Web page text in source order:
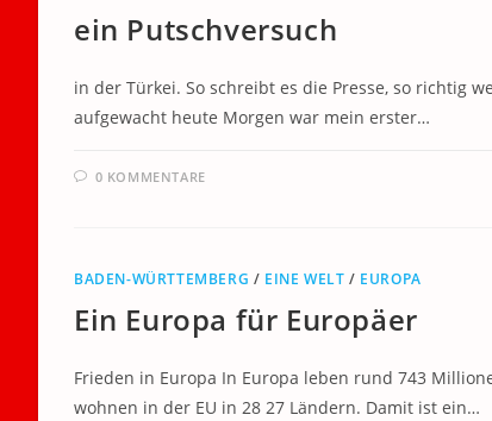
ein Putschversuch
in der Türkei. So schreibt es die Presse, so richtig
aufgewacht heute Morgen war mein erster…
0 KOMMENTARE
BADEN-WÜRTTEMBERG / EINE WELT / EUROPA
Ein Europa für Europäer
Frieden in Europa In Europa leben rund 743
wohnen in der EU in 28 27 Ländern. Damit ist ein…